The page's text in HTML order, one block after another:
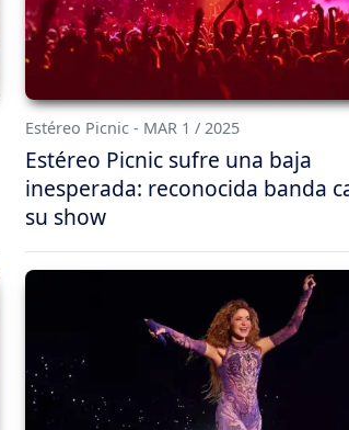
Estéreo Picnic - MAR 1 / 2025
Estéreo Picnic sufre una baja
inesperada: reconocida banda
su show